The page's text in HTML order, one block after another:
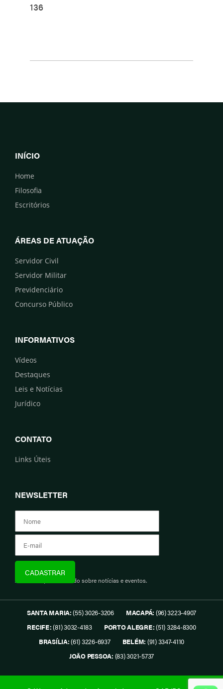
136
INÍCIO
Home
Filosofia
Escritórios
ÁREAS DE ATUAÇÃO
Servidor Civil
Servidor Militar
Previdenciário
Concurso Público
INFORMATIVOS
Vídeos
Destaques
Leis e Notícias
Jurídico
CONTATO
Links Úteis
NEWSLETTER
Assine e fique informado sobre notícias e eventos.
SANTA MARIA:(55) 3026-3206 MACAPÁ: (96) 3223-4907
RECIFE:(81) 3032-4183 PORTO ALEGRE:(51) 3284-8300
BRASÍLIA:(61) 3226-6937 BELÉM: (91) 3347-4110
JOÃO PESSOA: (83) 3021-5737